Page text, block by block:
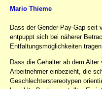
Mario Thieme
Dass der Gender-Pay-Gap
entpuppt sich bei näherer
Entfaltungsmöglichkeiten
Dass die Gehälter ab dem
Arbeitnehmer einbezieht, die
Geschlechterstereotypen